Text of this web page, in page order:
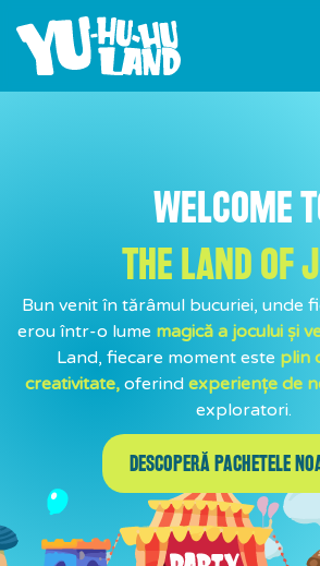
WELCOME
THE LAND OF
Bun venit în tărâmul bucuriei, unde
erou într-o lume magică a jocului și
Land, fiecare moment este plin
creativitate, oferind experiențe de
exploratori.
DESCOPERĂ PACHETELE